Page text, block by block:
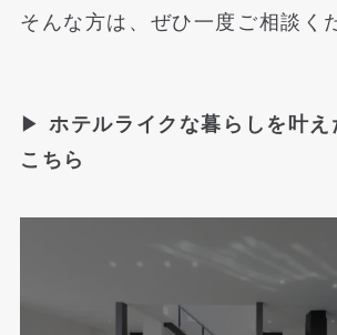
そんな方は、ぜひ一度ご相談く
▶ホテルライクな暮らしを叶え
こちら